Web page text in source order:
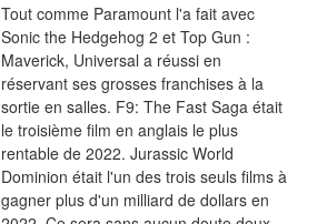
Tout comme Paramount l'a fait avec
Sonic the Hedgehog 2 et Top Gun :
Maverick, Universal a réussi en
réservant ses grosses franchises à la
sortie en salles. F9: The Fast Saga était
le troisième film en anglais le plus
rentable de 2022. Jurassic World
Dominion était l'un des trois seuls films à
gagner plus d'un milliard de dollars en